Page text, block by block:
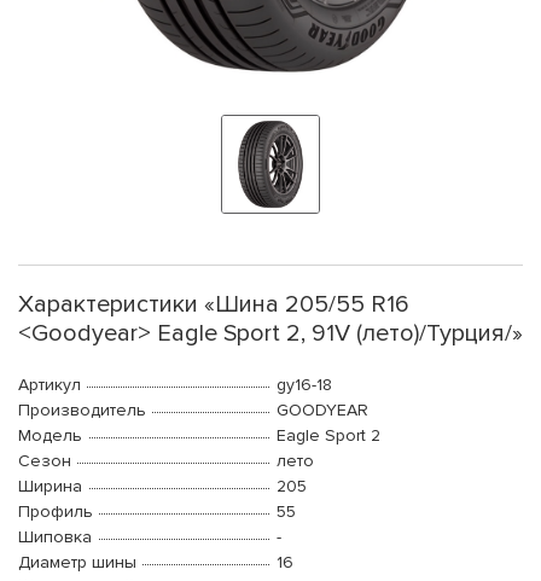
Характеристики «Шина 205/55 R16
<Goodyear> Eagle Sport 2, 91V (лето)/Турция/»
Артикул
gy16-18
Производитель
GOODYEAR
Модель
Eagle Sport 2
Сезон
лето
Ширина
205
Профиль
55
Шиповка
-
Диаметр шины
16